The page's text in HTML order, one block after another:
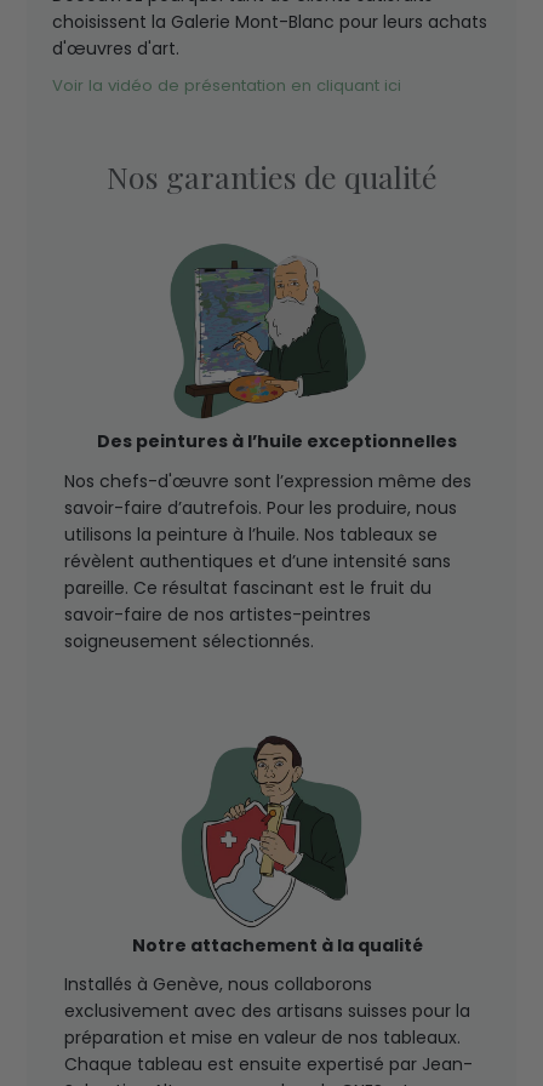
choisissent la Galerie Mont-Blanc pour leurs achats
d'œuvres d'art.
Voir la vidéo de présentation en cliquant ici
Nos garanties de qualité
Des peintures à l’huile exceptionnelles
Nos chefs-d'œuvre sont l’expression même des
savoir-faire d’autrefois. Pour les produire, nous
utilisons la peinture à l’huile. Nos tableaux se
révèlent authentiques et d’une intensité sans
pareille. Ce résultat fascinant est le fruit du
savoir-faire de nos artistes-peintres
soigneusement sélectionnés.
Notre attachement à la qualité
Installés à Genève, nous collaborons
exclusivement avec des artisans suisses pour la
préparation et mise en valeur de nos tableaux.
Chaque tableau est ensuite expertisé par Jean-